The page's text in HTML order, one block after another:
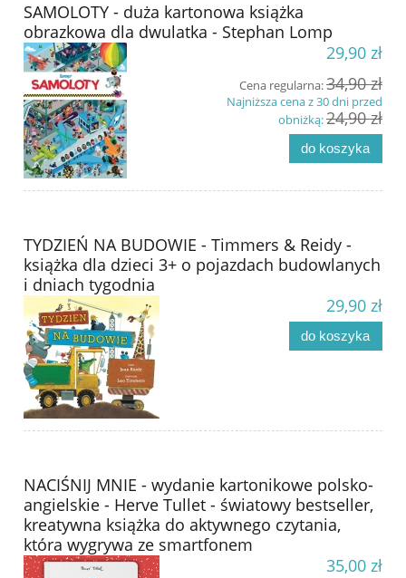
SAMOLOTY - duża kartonowa książka
obrazkowa dla dwulatka - Stephan Lomp
29,90 zł
Cena regularna:34,90 zł
Najniższa cena z 30 dni przed
obniżką:24,90 zł
do koszyka
TYDZIEŃ NA BUDOWIE - Timmers & Reidy -
książka dla dzieci 3+ o pojazdach budowlanych
i dniach tygodnia
29,90 zł
do koszyka
NACIŚNIJ MNIE - wydanie kartonikowe polsko-
angielskie - Herve Tullet - światowy bestseller,
kreatywna książka do aktywnego czytania,
która wygrywa ze smartfonem
35,00 zł